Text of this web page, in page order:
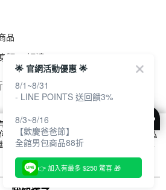
品
類 短褲
本網站使用 cookie 方式之詳情，及若您不希
變更電腦的 cookie 設定，請參閱本網站「
隱私
續使用本網站即表示您同意本公司得按本網站使
。
🌟 官網活動優惠 🌟
8/1~8/31
- LINE POINTS 送回饋3%
8/3~8/16
【歡慶爸爸節】
全館男包商品88折
👉 加入有最多 $250 驚喜 🎁